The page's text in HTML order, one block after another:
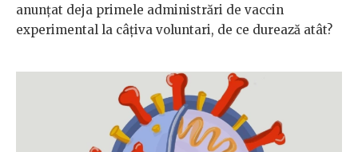
anunţat deja primele administrări de vaccin
experimental la câțiva voluntari, de ce durează atât?